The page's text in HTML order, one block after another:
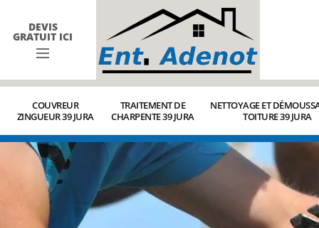
DEVIS
GRATUIT ICI
COUVREUR
ZINGUEUR 39 JURA
TRAITEMENT DE
CHARPENTE 39 JURA
NETTOYAGE ET
TOITURE 39 JURA